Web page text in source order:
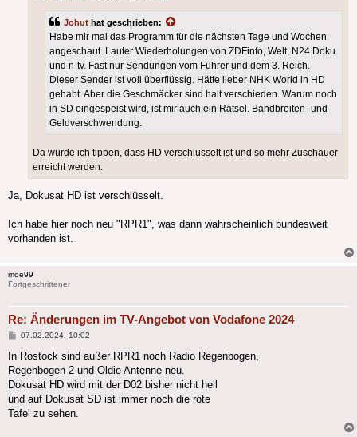
Johut hat geschrieben:
Habe mir mal das Programm für die nächsten Tage und Wochen
angeschaut. Lauter Wiederholungen von ZDFinfo, Welt, N24 Doku
und n-tv. Fast nur Sendungen vom Führer und dem 3. Reich.
Dieser Sender ist voll überflüssig. Hätte lieber NHK World in HD
gehabt. Aber die Geschmäcker sind halt verschieden. Warum noch
in SD eingespeist wird, ist mir auch ein Rätsel. Bandbreiten- und
Geldverschwendung.
Da würde ich tippen, dass HD verschlüsselt ist und so mehr Zuschauer
erreicht werden.
Ja, Dokusat HD ist verschlüsselt.
Ich habe hier noch neu "RPR1", was dann wahrscheinlich bundesweit
vorhanden ist.
moe99
Fortgeschrittener
Re: Änderungen im TV-Angebot von Vodafone 2024
Beitrag
07.02.2024, 10:02
In Rostock sind außer RPR1 noch Radio Regenbogen,
Regenbogen 2 und Oldie Antenne neu.
Dokusat HD wird mit der D02 bisher nicht hell
und auf Dokusat SD ist immer noch die rote
Tafel zu sehen.